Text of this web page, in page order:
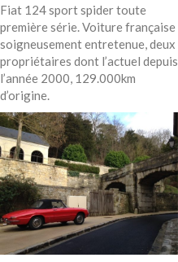
Fiat 124 sport spider toute
première série. Voiture française
soigneusement entretenue, deux
propriétaires dont l’actuel depuis
l’année 2000, 129.000km
d’origine.